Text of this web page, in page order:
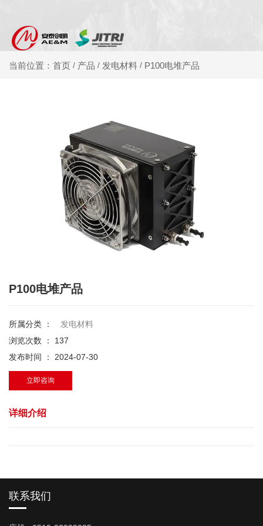
当前位置：首页 / 产品 / 发电材料 / P100电堆产品
P100电堆产品
所属分类 ：
发电材料
浏览次数 ： 137
发布时间 ： 2024-07-30
立即咨询
详细介绍
联系我们